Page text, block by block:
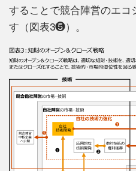
することで競合陣営のエコ
す（図表3❺）。